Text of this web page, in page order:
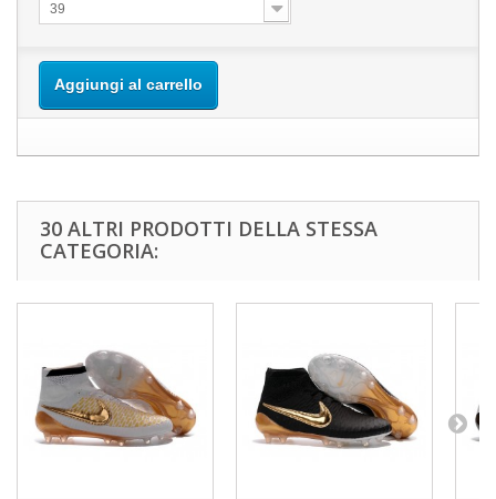
39
Aggiungi al carrello
30 ALTRI PRODOTTI DELLA STESSA
CATEGORIA: